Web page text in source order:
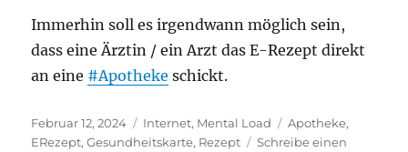
Immerhin soll es irgendwann möglich sein,
dass eine Ärztin / ein Arzt das E-Rezept direkt
an eine #Apotheke schickt.
Veröffentlicht
am
Februar 12, 2024 Kategorien
Internet, Mental Load Schlagwörter
Apotheke,
ERezept,Gesundheitskarte, Rezept
Schreibe einen